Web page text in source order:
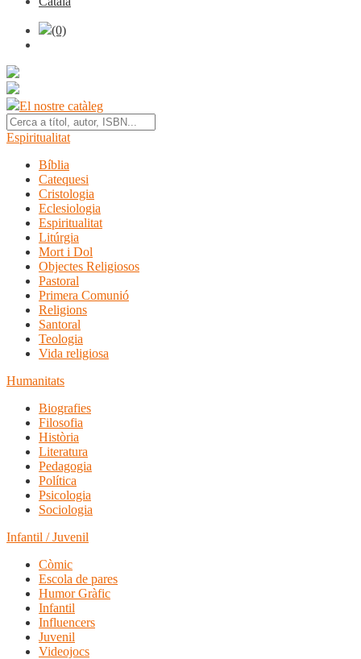
(0)
El nostre catàleg
Espiritualitat
Bíblia
Catequesi
Cristologia
Eclesiologia
Espiritualitat
Litúrgia
Mort i Dol
Objectes Religiosos
Pastoral
Primera Comunió
Religions
Santoral
Teologia
Vida religiosa
Humanitats
Biografies
Filosofia
Història
Literatura
Pedagogia
Política
Psicologia
Sociologia
Infantil / Juvenil
Còmic
Escola de pares
Humor Gràfic
Infantil
Influencers
Juvenil
Videojocs